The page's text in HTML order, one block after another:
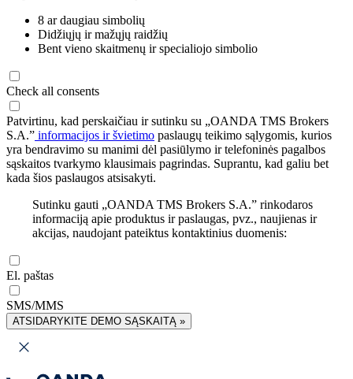
8 ar daugiau simbolių
Didžiųjų ir mažųjų raidžių
Bent vieno skaitmenų ir specialiojo simbolio
Check all consents
Patvirtinu, kad perskaičiau ir sutinku su „OANDA TMS Brokers
S.A.” informacijos ir švietimo paslaugų teikimo sąlygomis, kurios
yra bendravimo su manimi dėl pasiūlymo ir telefoninės pagalbos
sąskaitos tvarkymo klausimais pagrindas. Suprantu, kad galiu bet
kada šios paslaugos atsisakyti.
Sutinku gauti „OANDA TMS Brokers S.A.” rinkodaros
informaciją apie produktus ir paslaugas, pvz., naujienas ir
akcijas, naudojant pateiktus kontaktinius duomenis:
El. paštas
SMS/MMS
ATSIDARYKITE DEMO SĄSKAITĄ »